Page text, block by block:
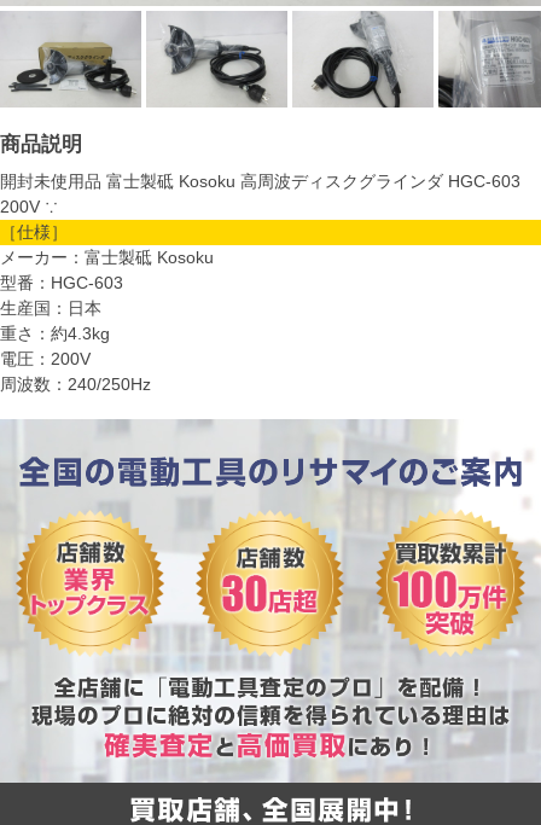
商品説明
開封未使用品 富士製砥 Kosoku 高周波ディスクグラインダ HGC-603
200V ∵
［仕様］
メーカー：富士製砥 Kosoku
型番：HGC-603
生産国：日本
重さ：約4.3kg
電圧：200V
周波数：240/250Hz